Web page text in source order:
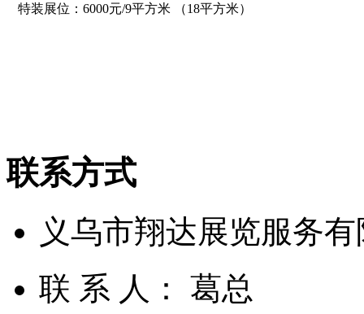
特装展位：6000元/9平方米 （18平方米）
联系方式
义乌市翔达展览服务
联 系 人： 葛总